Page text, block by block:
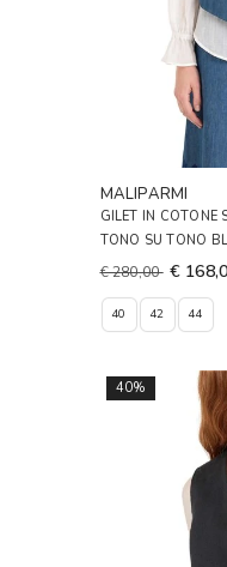
MALIPARMI
GILET IN COTONE
TONO SU TONO
€ 280,00 €
40 42 44
40%